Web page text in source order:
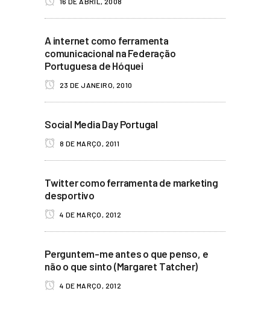
A internet como ferramenta
comunicacional na Federação
Portuguesa de Hóquei
23 DE JANEIRO, 2010
Social Media Day Portugal
8 DE MARÇO, 2011
Twitter como ferramenta de marketing
desportivo
4 DE MARÇO, 2012
Perguntem-me antes o que penso, e
não o que sinto (Margaret Tatcher)
4 DE MARÇO, 2012